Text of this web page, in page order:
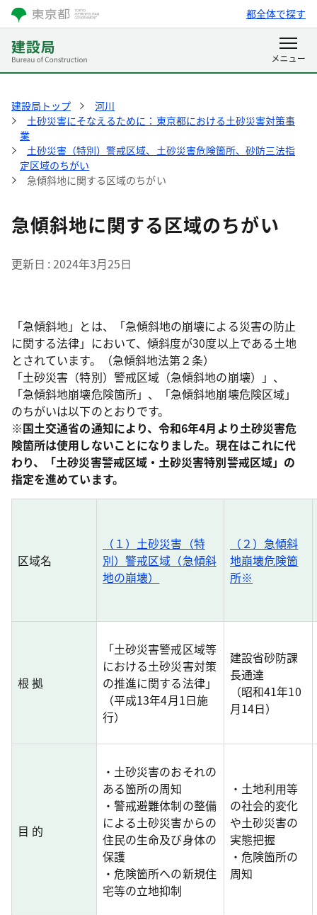
都全体で探す
建設局トップ
河川
土砂災害にそなえるために：東京都における土砂災害対策事
業
土砂災害（特別）警戒区域、土砂災害危険箇所、砂防三法指
定区域のちがい
急傾斜地に関する区域のちがい
急傾斜地に関する区域のちがい
更新日 2024年3月25日
「急傾斜地」とは、「急傾斜地の崩壊による災害の防止
に関する法律」において、傾斜度が30度以上である土地
とされています。（急傾斜地法第２条）
「土砂災害（特別）警戒区域（急傾斜地の崩壊）」、
「急傾斜地崩壊危険箇所」、「急傾斜地崩壊危険区域」
のちがいは以下のとおりです。
※国土交通省の通知により、令和6年4月より土砂災害危
険箇所は使用しないことになりました。現在はこれに代
わり、「土砂災害警戒区域・土砂災害特別警戒区域」の
指定を進めています。
区域名
（１）土砂災害（特
別）警戒区域（急傾斜
地の崩壊）
（２）急傾斜
地崩壊危険箇
所※
根 拠
「土砂災害警戒区域等
における土砂災害対策
の推進に関する法律」
（平成13年4月1日施
行）
建設省砂防課
長通達
（昭和41年10
月14日）
目 的
・土砂災害のおそれの
ある箇所の周知
・警戒避難体制の整備
による土砂災害からの
住民の生命及び身体の
保護
・危険箇所への新規住
宅等の立地抑制
・土地利用等
の社会的変化
や土砂災害の
実態把握
・危険箇所の
周知